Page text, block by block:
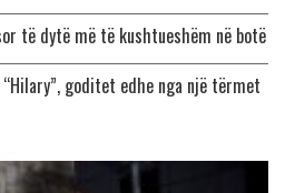
të dytë më të kushtueshëm në botë
goditet edhe nga një tërmet